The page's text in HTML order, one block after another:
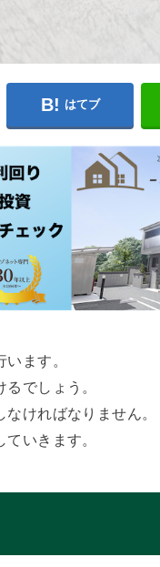
はてブ
ます。
でしょう。
ければなりません。
いきます。